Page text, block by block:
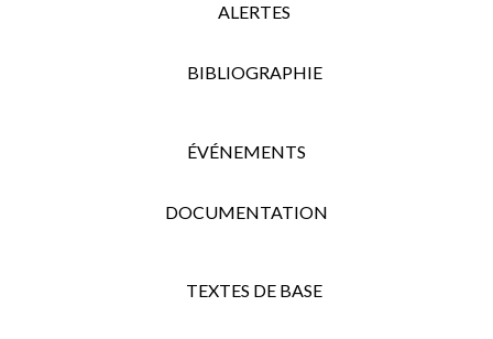
ALERTES
BIBLIOGRAPHIE
ÉVÉNEMENTS
DOCUMENTATION
TEXTES DE BASE